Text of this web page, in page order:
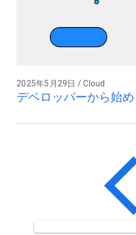
2025年5月29日 / Cloud
デベロッパーから始